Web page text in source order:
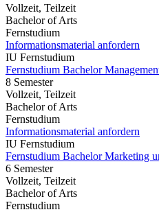
Vollzeit, Teilzeit
Bachelor of Arts
Fernstudium
Informationsmaterial anfordern
IU Fernstudium
Fernstudium Bachelor
8 Semester
Vollzeit, Teilzeit
Bachelor of Arts
Fernstudium
Informationsmaterial anfordern
IU Fernstudium
Fernstudium Bachelor Marketing
6 Semester
Vollzeit, Teilzeit
Bachelor of Arts
Fernstudium